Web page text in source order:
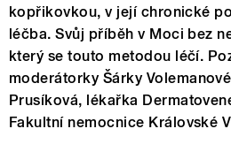
kopřikovkou, v její chronické
léčba. Svůj příběh v Moci bez
který se touto metodou léčí.
moderátorky Šárky
Prusíková, lékařka
Fakultní nemocnice Královské